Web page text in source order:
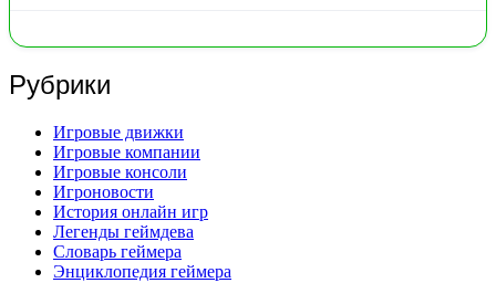
Рубрики
Игровые движки
Игровые компании
Игровые консоли
Игроновости
История онлайн игр
Легенды геймдева
Словарь геймера
Энциклопедия геймера